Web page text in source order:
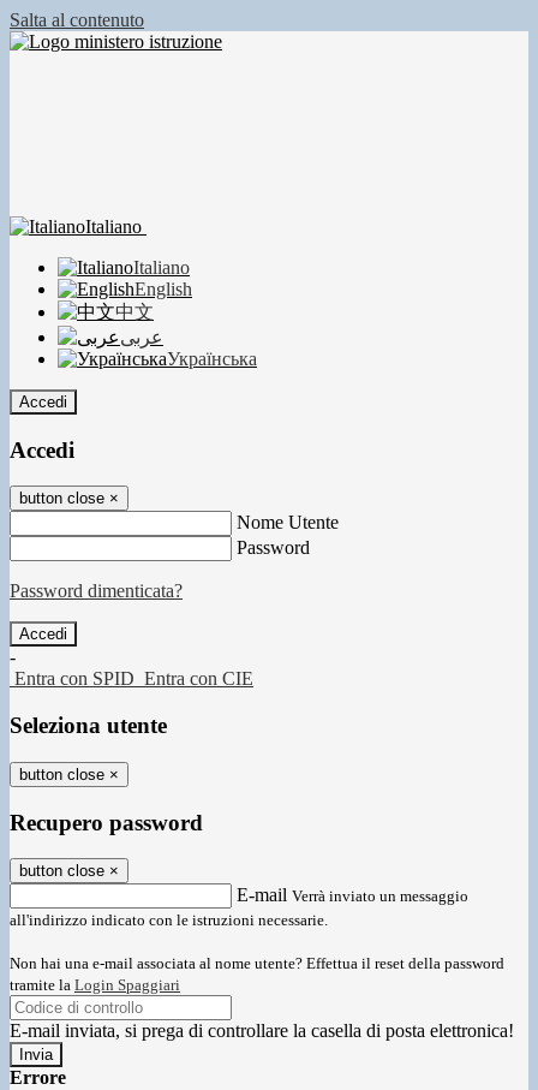
Salta al contenuto
Italiano
Italiano
English
中文
عربى
Українська
Accedi
Accedi
button close ×
Nome Utente
Password
Password dimenticata?
-
Entra con SPID Entra con CIE
Seleziona utente
button close ×
Recupero password
button close ×
E-mail Verrà inviato un messaggio
all'indirizzo indicato con le istruzioni necessarie.
Non hai una e-mail associata al nome utente? Effettua il reset della password
tramite la Login Spaggiari
E-mail inviata, si prega di controllare la casella di posta elettronica!
Errore